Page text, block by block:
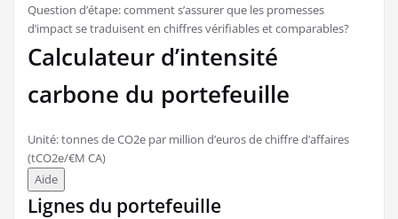
Question d’étape: comment s’assurer que les promesses
d’impact se traduisent en chiffres vérifiables et comparables?
Calculateur d’intensité
carbone du portefeuille
Unité: tonnes de CO2e par million d’euros de chiffre d’affaires
(tCO2e/€M CA)
Aide
Lignes du portefeuille